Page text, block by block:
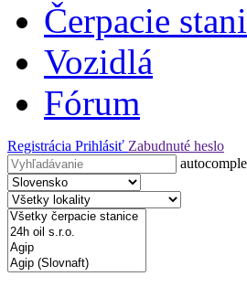
Čerpacie
Vozidlá
Fórum
Registrácia Prihlásiť Zabudnuté heslo